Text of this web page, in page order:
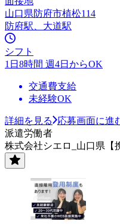
山口県防府市植松114
防府駅、大道駅
シフト
1日8時間 週4日からOK
交通費支給
未経験OK
詳細を見る
応募画面に進
派遣労働者
株式会社シエロ_山口県【